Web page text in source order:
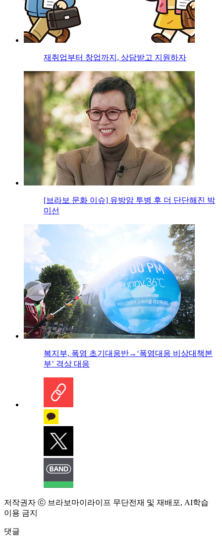
재취업부터 창업까지, 상담받고 지원하자
[브라보 문화 이슈] 유방암 투병 후 더 단단해진 박
미선
복지부, 폭염 초기대응반→‘폭염대응 비상대책본
부’ 격상 대응
저작권자 ⓒ 브라보마이라이프 무단전재 및 재배포, AI학습
이용 금지
댓글